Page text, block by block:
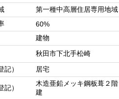
第一種中高層住居専用地域
60%
建物
秋田市下北手松崎
記）
居宅
記）
木造亜鉛メッキ鋼板葺２階
建